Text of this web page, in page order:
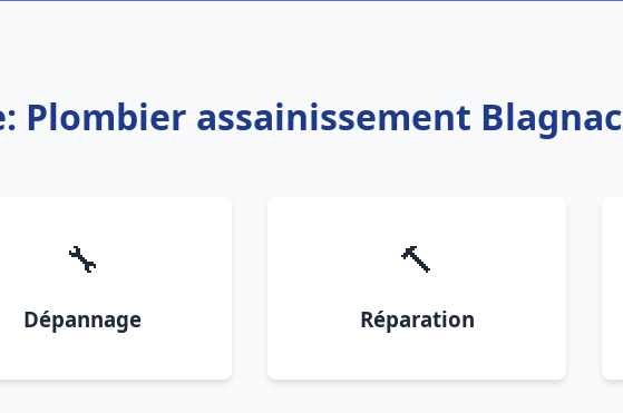
Plombier assainissement Blagnac
🔧
Dépannage
🔨
Réparation